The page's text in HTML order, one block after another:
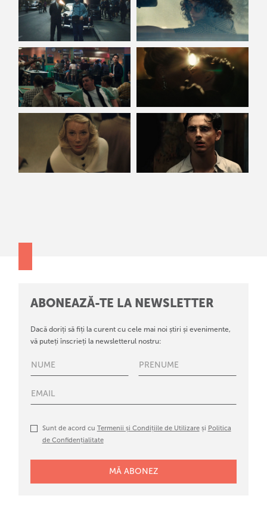
ABONEAZĂ-TE LA NEWSLETTER
Dacă doriți să fiți la curent cu cele mai noi știri și evenimente,
vă puteți înscrieți la newsletterul nostru:
Sunt de acord cu Termenii și Condițiile de Utilizareși Politica
de Confidențialitate